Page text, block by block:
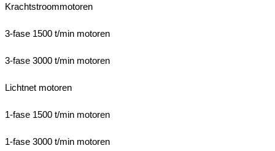
Krachtstroommotoren
3-fase 1500 t/min motoren
3-fase 3000 t/min motoren
Lichtnet motoren
1-fase 1500 t/min motoren
1-fase 3000 t/min motoren